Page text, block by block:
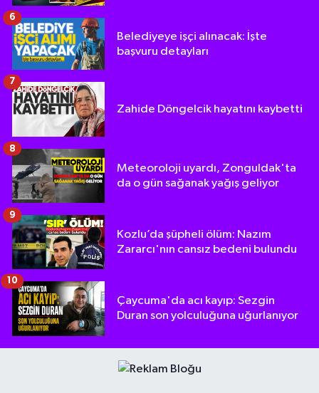
Belediyeye işçi alınacak: İşte
başvuru detayları
6
Zahide Döngelcik hayatını kaybetti
7
Meteoroloji uyardı, Zonguldak'ta
da o gün sağanak yağış geliyor
8
Kozlu’da şüpheli ölüm: Nazım
Zararcı'nın cansız bedeni bulundu
9
Çaycuma'da acı kayıp: Sezgin
Duran son yolculuğuna uğurlanıyor
10